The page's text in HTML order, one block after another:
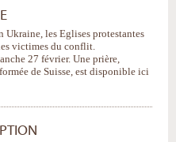
Ukraine, les Eglises protestantes
victimes du conflit.
27 février. Une prière,
de Suisse, est disponible ici